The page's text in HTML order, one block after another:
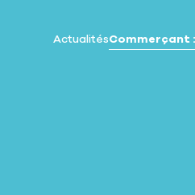
ActualitésCommerçant